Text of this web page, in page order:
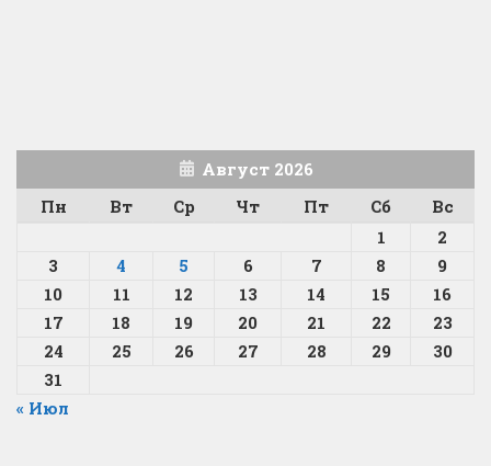
Август 2026
Пн
Вт Ср Чт Пт Сб
Вс
1
2
3
4 5 6 7 8
9
10
11 12 13 14 15
16
17
18 19 20 21 22
23
24
25 26 27 28 29
30
31
« Июл